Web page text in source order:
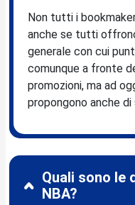
Non tutti i
anche se tutti
generale con cui
comunque a fronte
promozioni, ma ad
propongono anche
Quali sono le
NBA?